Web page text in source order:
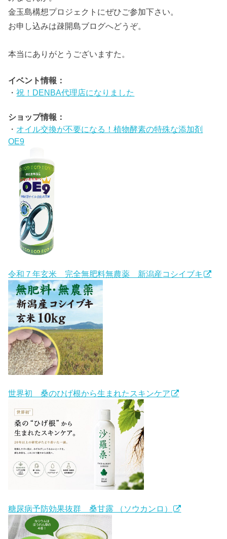
金玉島構想プロジェクトにぜひご参加下さい。
お申し込みは疎開島ブログへどうぞ。
本当にありがとうございますた。
イベント情報：
・祝！DENBA代理店になりました
ショップ情報：
・ オイル交換が不要になる！植物酵素の特殊な添加剤
OE9
令和７年玄米 完全無肥料無農薬 新潟産コシイブキ
世界初 桑のひげ根から生まれたスキンケア
糖尿病予防効果抜群 桑甘露 （ソウカンロ）